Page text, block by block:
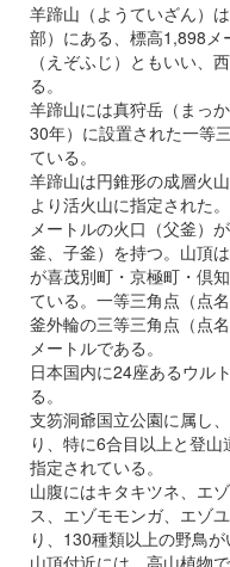
羊蹄山（ようていざん）
部）にある、標高1,898
（えぞふじ）ともいい、
る。
羊蹄山には真狩岳（まっ
30年）に設置された一等
ている。
羊蹄山は円錐形の成層火
より活火山に指定された
メートルの火口（父釜）
釜、子釜）を持つ。山頂
が喜茂別町・京極町・倶
ている。一等三角点（点
釜外輪の三等三角点（点
メートルである。
日本国内に24座あるウル
る。
支笏洞爺国立公園に属し
り、特に6合目以上と登
指定されている。
山腹にはキタキツネ、エ
ス、エゾモモンガ、エゾ
り、130種類以上の野鳥が